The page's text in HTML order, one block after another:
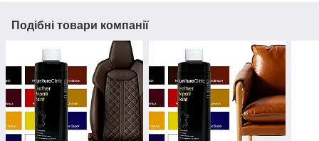
Подібні товари компанії